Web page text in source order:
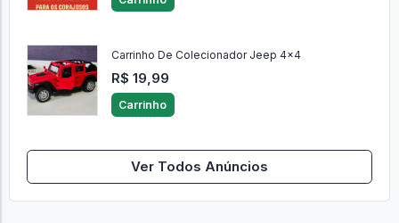
R$ 69,99
Carrinho De Colecionador Jeep 4x4
R$ 19,99